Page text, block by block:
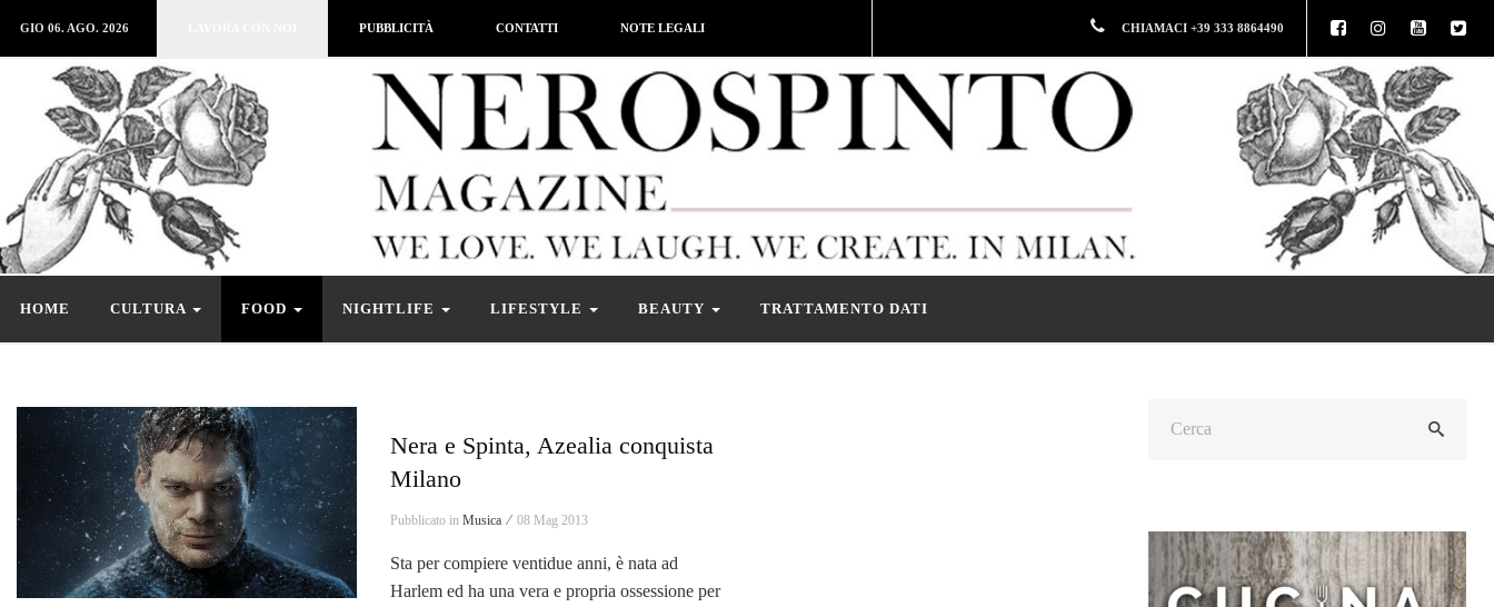
GIO 06. AGO. 2026 PUBBLICITÀ CONTATTI NOTE LEGALI CHIAMACI +39 333 8864490
HOME CULTURA FOOD NIGHTLIFE LIFESTYLE BEAUTY TRATTAMENTO DATI
Nera e Spinta, Azealia conquista
Milano
Pubblicato in Musica ⁄ 08 Mag 2013
Sta per compiere ventidue anni, è nata ad
Harlem ed ha una vera e propria ossessione per